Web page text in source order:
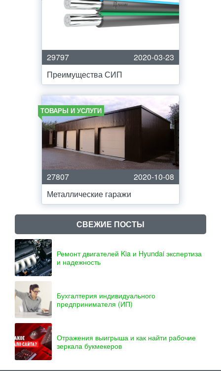
29797
2020-03-23
Преимущества СИП
ТОВАРЫ И УСЛУГИ
27807
2020-10-08
Металлические гаражи
СВЕЖИЕ ПОСТЫ
Ремонт двигателей Kia и Hyundai экспертиза
и надежность
Бухгалтерия индивидуального
предпринимателя (ИП)
Отражения выигрыша и как найти рабочие
зеркала букмекеров